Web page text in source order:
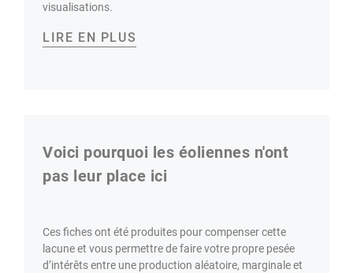
visualisations.
LIRE EN PLUS
Voici pourquoi les éoliennes n'ont
pas leur place ici
Ces fiches ont été produites pour compenser cette
lacune et vous permettre de faire votre propre pesée
d’intérêts entre une production aléatoire, marginale et